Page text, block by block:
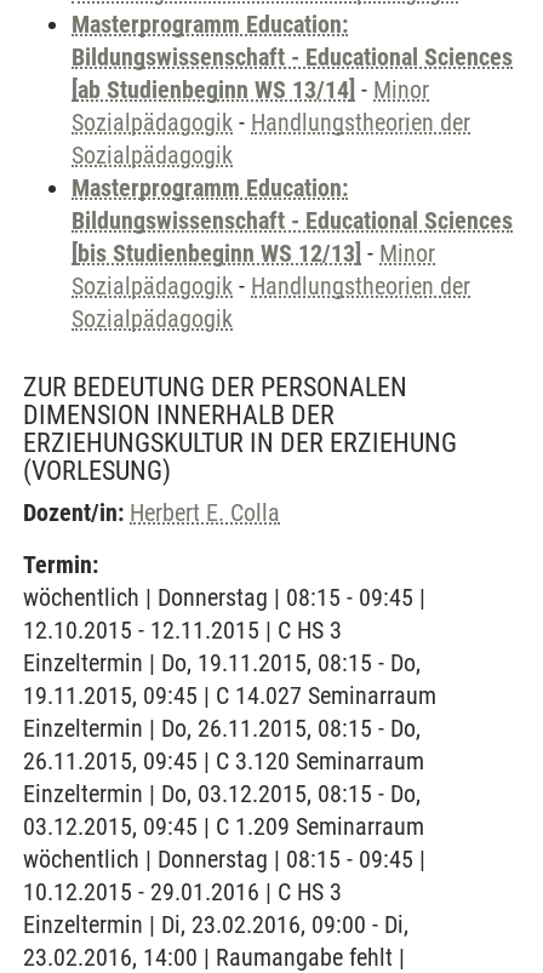
Masterprogramm Education:
Bildungswissenschaft - Educational Sciences
[ab Studienbeginn WS 13/14] - Minor
Sozialpädagogik - Handlungstheorien der
Sozialpädagogik
Masterprogramm Education:
Bildungswissenschaft - Educational Sciences
[bis Studienbeginn WS 12/13] - Minor
Sozialpädagogik - Handlungstheorien der
Sozialpädagogik
ZUR BEDEUTUNG DER PERSONALEN
DIMENSION INNERHALB DER
ERZIEHUNGSKULTUR IN DER ERZIEHUNG
(VORLESUNG)
Dozent/in: Herbert E. Colla
Termin:
wöchentlich | Donnerstag | 08:15 - 09:45 |
12.10.2015 - 12.11.2015 | C HS 3
Einzeltermin | Do, 19.11.2015, 08:15 - Do,
19.11.2015, 09:45 | C 14.027 Seminarraum
Einzeltermin | Do, 26.11.2015, 08:15 - Do,
26.11.2015, 09:45 | C 3.120 Seminarraum
Einzeltermin | Do, 03.12.2015, 08:15 - Do,
03.12.2015, 09:45 | C 1.209 Seminarraum
wöchentlich | Donnerstag | 08:15 - 09:45 |
10.12.2015 - 29.01.2016 | C HS 3
Einzeltermin | Di, 23.02.2016, 09:00 - Di,
23.02.2016, 14:00 | Raumangabe fehlt |